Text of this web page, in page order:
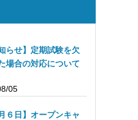
らせ】定期試験を欠
場合の対応について
05
６日】オープンキャ